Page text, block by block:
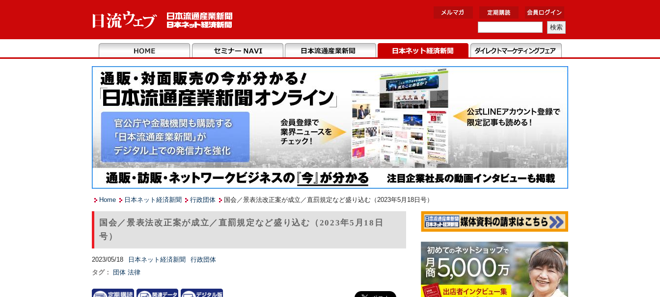
Home 日本ネット経済新聞 行政団体 国会／景表法改正案が成立／直罰規定など盛り込む（2023年5月18日号）
国会／景表法改正案が成立／直罰規定など盛り込む（2023年5月18日
号）
2023/05/18 日本ネット経済新聞
行政団体
タグ：
団体 法律